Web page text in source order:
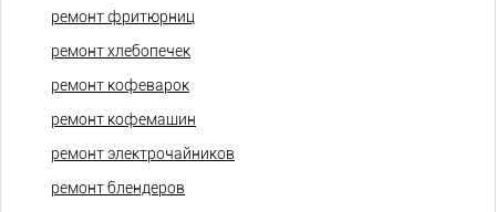
ремонт фритюрниц
ремонт хлебопечек
ремонт кофеварок
ремонт кофемашин
ремонт электрочайников
ремонт блендеров